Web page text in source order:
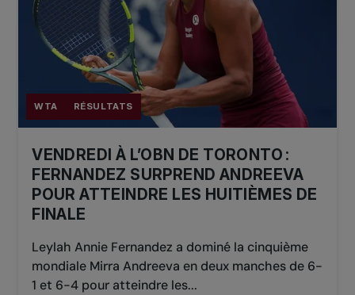
WTA RÉSULTATS
VENDREDI À L’OBN DE TORONTO :
FERNANDEZ SURPREND ANDREEVA
POUR ATTEINDRE LES HUITIÈMES DE
FINALE
Leylah Annie Fernandez a dominé la cinquième
mondiale Mirra Andreeva en deux manches de 6-
1 et 6-4 pour atteindre les...